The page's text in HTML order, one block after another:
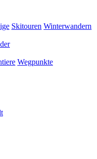
Skitouren Winterwandern
Wegpunkte